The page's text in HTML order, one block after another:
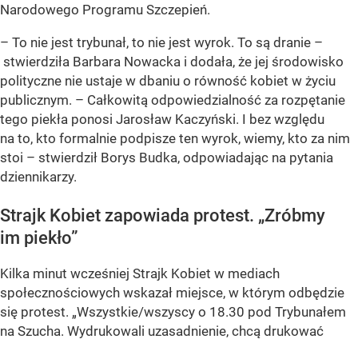
Narodowego Programu Szczepień.
– To nie jest trybunał, to nie jest wyrok. To są dranie –
stwierdziła Barbara Nowacka i dodała, że jej środowisko
polityczne nie ustaje w dbaniu o równość kobiet w życiu
publicznym. – Całkowitą odpowiedzialność za rozpętanie
tego piekła ponosi Jarosław Kaczyński. I bez względu
na to, kto formalnie podpisze ten wyrok, wiemy, kto za nim
stoi – stwierdził Borys Budka, odpowiadając na pytania
dziennikarzy.
Strajk Kobiet zapowiada protest. „Zróbmy
im piekło”
Kilka minut wcześniej Strajk Kobiet w mediach
społecznościowych wskazał miejsce, w którym odbędzie
się protest. „Wszystkie/wszyscy o 18.30 pod Trybunałem
na Szucha. Wydrukowali uzasadnienie, chcą drukować